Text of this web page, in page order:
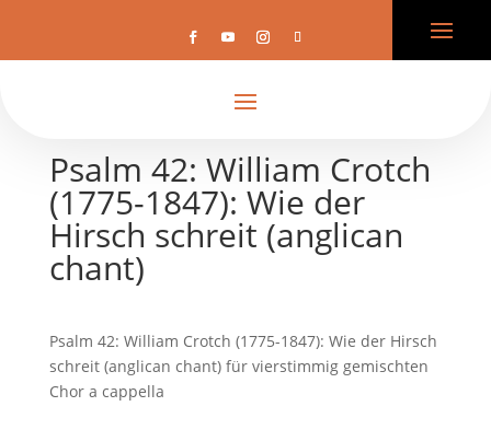
Psalm 42: William Crotch
(1775-1847): Wie der
Hirsch schreit (anglican
chant)
Psalm 42: William Crotch (1775-1847): Wie der Hirsch
schreit (anglican chant) für vierstimmig gemischten
Chor a cappella